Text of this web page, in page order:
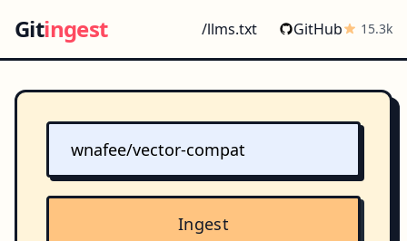
Gitingest /llms.txt GitHub 15.3k
Ingest